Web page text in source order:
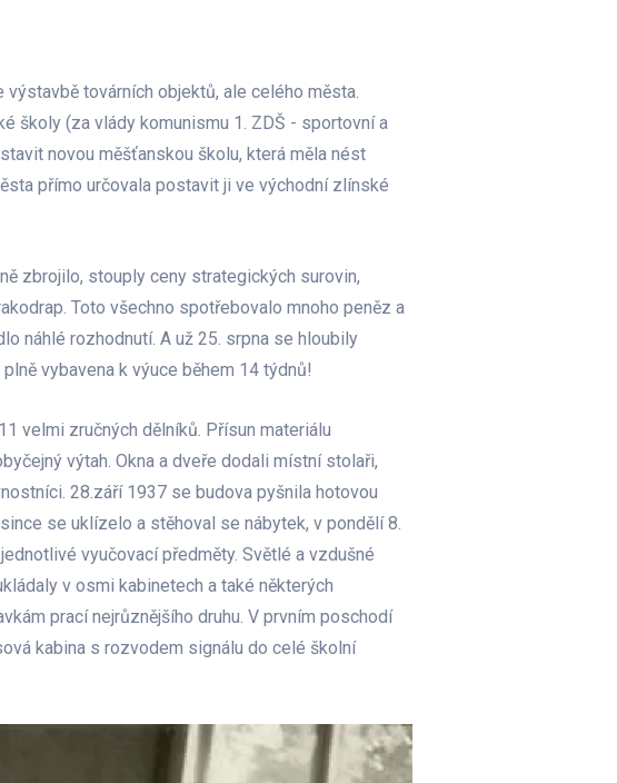
továrních objektů, ale celého města.
školy (za vlády komunismu 1. ZDŠ - sportovní a
novou měšťanskou školu, která měla nést
přímo určovala postavit ji ve východní zlínské
zbrojilo, stouply ceny strategických surovin,
Toto všechno spotřebovalo mnoho peněz a
náhlé rozhodnutí. A už 25. srpna se hloubily
vybavena k výuce během 14 týdnů!
velmi zručných dělníků. Přísun materiálu
výtah. Okna a dveře dodali místní stolaři,
28.září 1937 se budova pyšnila hotovou
se uklízelo a stěhoval se nábytek, v pondělí 8.
vyučovací předměty. Světlé a vzdušné
v osmi kabinetech a také některých
prací nejrůznějšího druhu. V prvním poschodí
kabina s rozvodem signálu do celé školní